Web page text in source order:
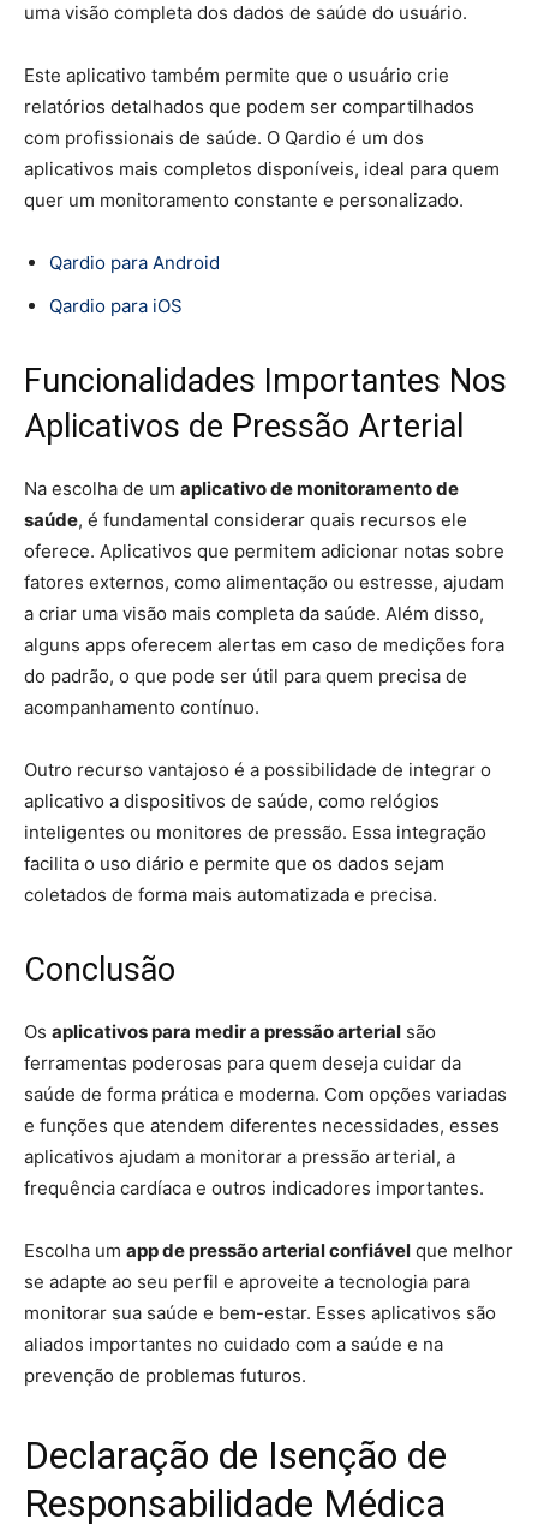
uma visão completa dos dados de saúde do usuário.
Este aplicativo também permite que o usuário crie
relatórios detalhados que podem ser compartilhados
com profissionais de saúde. O Qardio é um dos
aplicativos mais completos disponíveis, ideal para quem
quer um monitoramento constante e personalizado.
Qardio para Android
Qardio para iOS
Funcionalidades Importantes Nos
Aplicativos de Pressão Arterial
Na escolha de um aplicativo de monitoramento de
saúde, é fundamental considerar quais recursos ele
oferece. Aplicativos que permitem adicionar notas sobre
fatores externos, como alimentação ou estresse, ajudam
a criar uma visão mais completa da saúde. Além disso,
alguns apps oferecem alertas em caso de medições fora
do padrão, o que pode ser útil para quem precisa de
acompanhamento contínuo.
Outro recurso vantajoso é a possibilidade de integrar o
aplicativo a dispositivos de saúde, como relógios
inteligentes ou monitores de pressão. Essa integração
facilita o uso diário e permite que os dados sejam
coletados de forma mais automatizada e precisa.
Conclusão
Os aplicativos para medir a pressão arterial são
ferramentas poderosas para quem deseja cuidar da
saúde de forma prática e moderna. Com opções variadas
e funções que atendem diferentes necessidades, esses
aplicativos ajudam a monitorar a pressão arterial, a
frequência cardíaca e outros indicadores importantes.
Escolha um app de pressão arterial confiável que melhor
se adapte ao seu perfil e aproveite a tecnologia para
monitorar sua saúde e bem-estar. Esses aplicativos são
aliados importantes no cuidado com a saúde e na
prevenção de problemas futuros.
Declaração de Isenção de
Responsabilidade Médica